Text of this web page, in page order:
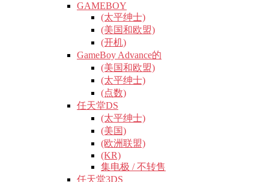
GAMEBOY
(太平绅士)
(美国和欧盟)
(开机)
GameBoy Advance的
(美国和欧盟)
(太平绅士)
(点数)
任天堂DS
(太平绅士)
(美国)
(欧洲联盟)
(KR)
集电极 / 不转售
任天堂3DS